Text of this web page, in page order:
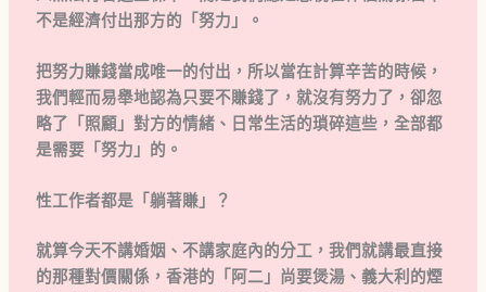
不是經濟付出那方的「努力」。
把努力賺錢當成唯一的付出，所以當在計算辛苦的時候，
我們輕而易舉地認為只要不賺錢了，就沒有努力了，卻忽
略了「照顧」對方的情緒、日常生活的瑣碎這些，全部都
是需要「努力」的。
性工作者都是「躺著賺」？
就算今天不講婚姻、不講家庭內的分工，我們就講最直接
的那種對價關係，香港的「阿二」尚要煲湯、義大利的煙